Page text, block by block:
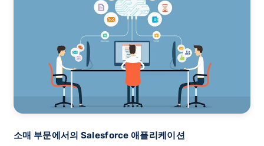
QA 테스터 – 취업 기회에 대한 질문과 답변이 트렌드가 되고